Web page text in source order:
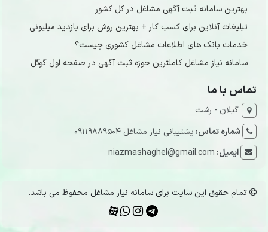
بهترین سامانه ثبت آگهی مشاغل در کل کشور
تبلیغات آنلاین برای کسب کار + بهترین روش برای بازدید میلیونی
خدمات بانک های اطلاعات مشاغل کشوری چیست؟
سامانه نیاز مشاغل کاملترین حوزه ثبت آگهی در صفحه اول گوگل
تماس با ما
گیلان - رشت
شماره تماس: پشتیبانی نیاز مشاغل 09119889504
ایمیل: niazmashaghel@gmail.com
تمام حقوق این سایت برای سامانه نیاز مشاغل محفوظ می باشد.